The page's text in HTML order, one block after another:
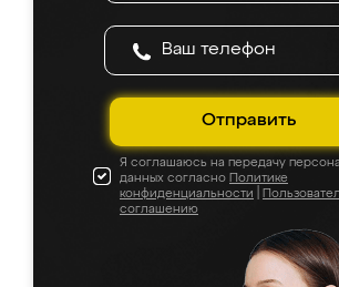
Отправить
Я соглашаюсь на передачу
данных согласно Политике
конфиденциальности
соглашению